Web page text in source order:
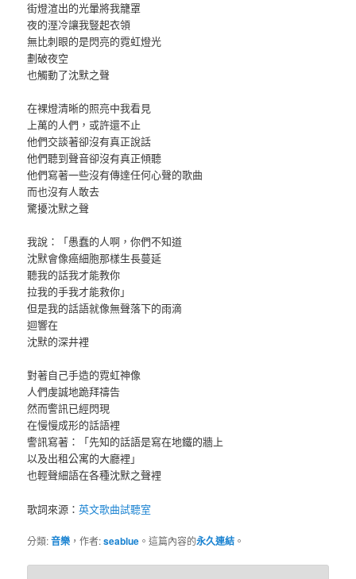
街燈渲出的光暈將我籠罩
夜的溼冷讓我豎起衣領
無比刺眼的是閃亮的霓虹燈光
劃破夜空
也觸動了沈默之聲
在裸燈清晰的照亮中我看見
上萬的人們，或許還不止
他們交談著卻沒有真正說話
他們聽到聲音卻沒有真正傾聽
他們寫著一些沒有傳達任何心聲的歌曲
而也沒有人敢去
驚擾沈默之聲
我說：「愚蠢的人啊，你們不知道
沈默會像癌細胞那樣生長蔓延
聽我的話我才能教你
拉我的手我才能救你」
但是我的話語就像無聲落下的雨滴
迴響在
沈默的深井裡
對著自己手造的霓虹神像
人們虔誠地跪拜禱告
然而警訊已經閃現
在慢慢成形的話語裡
警訊寫著：「先知的話語是寫在地鐵的牆上
以及出租公寓的大廳裡」
也輕聲細語在各種沈默之聲裡
歌詞來源：英文歌曲試聽室
分類:音樂 ，作者:seablue 。這篇內容的永久連結 。